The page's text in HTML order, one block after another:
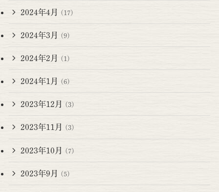
2024年4月 (17)
2024年3月 (9)
2024年2月 (1)
2024年1月 (6)
2023年12月 (3)
2023年11月 (3)
2023年10月 (7)
2023年9月 (5)